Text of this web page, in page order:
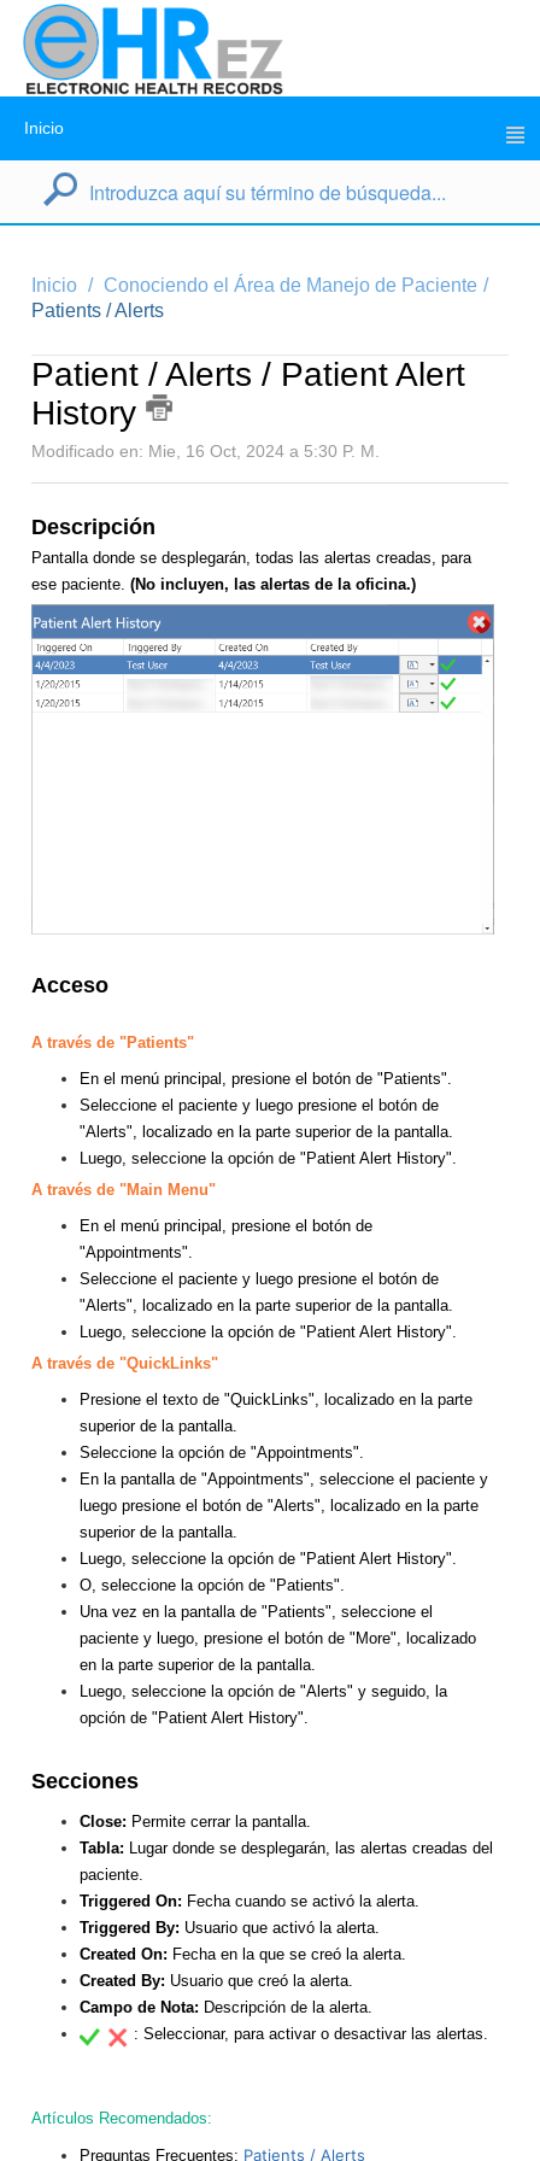
Inicio
Inicio
Conociendo el Área de Manejo de Paciente
Patients / Alerts
Patient / Alerts / Patient Alert
History
Modificado en: Mie, 16 Oct, 2024 a 5:30 P. M.
Descripción
Pantalla donde se desplegarán, todas las alertas creadas, para
ese paciente. (No incluyen, las alertas de la oficina.)
Acceso
A través de "Patients"
En el menú principal, presione el botón de "Patients".
Seleccione el paciente y luego presione el botón de
"Alerts", localizado en la parte superior de la pantalla.
Luego, seleccione la opción de "Patient Alert History".
A través de "Main Menu"
En el menú principal, presione el botón de
"Appointments".
Seleccione el paciente y luego presione el botón de
"Alerts", localizado en la parte superior de la pantalla.
Luego, seleccione la opción de "Patient Alert History".
A través de "QuickLinks"
Presione el texto de "QuickLinks", localizado en la parte
superior de la pantalla.
Seleccione la opción de "Appointments".
En la pantalla de "Appointments", seleccione el paciente y
luego presione el botón de "Alerts", localizado en la parte
superior de la pantalla.
Luego, seleccione la opción de "Patient Alert History".
O, seleccione la opción de "Patients".
Una vez en la pantalla de "Patients", seleccione el
paciente y luego, presione el botón de "More", localizado
en la parte superior de la pantalla.
Luego, seleccione la opción de "Alerts" y seguido, la
opción de "Patient Alert History".
Secciones
Close: Permite cerrar la pantalla.
Tabla: Lugar donde se desplegarán, las alertas creadas del
paciente.
Triggered On: Fecha cuando se activó la alerta.
Triggered By: Usuario que activó la alerta.
Created On: Fecha en la que se creó la alerta.
Created By: Usuario que creó la alerta.
Campo de Nota: Descripción de la alerta.
: Seleccionar, para activar o desactivar las alertas.
Artículos Recomendados:
Preguntas Frecuentes: Patients / Alerts